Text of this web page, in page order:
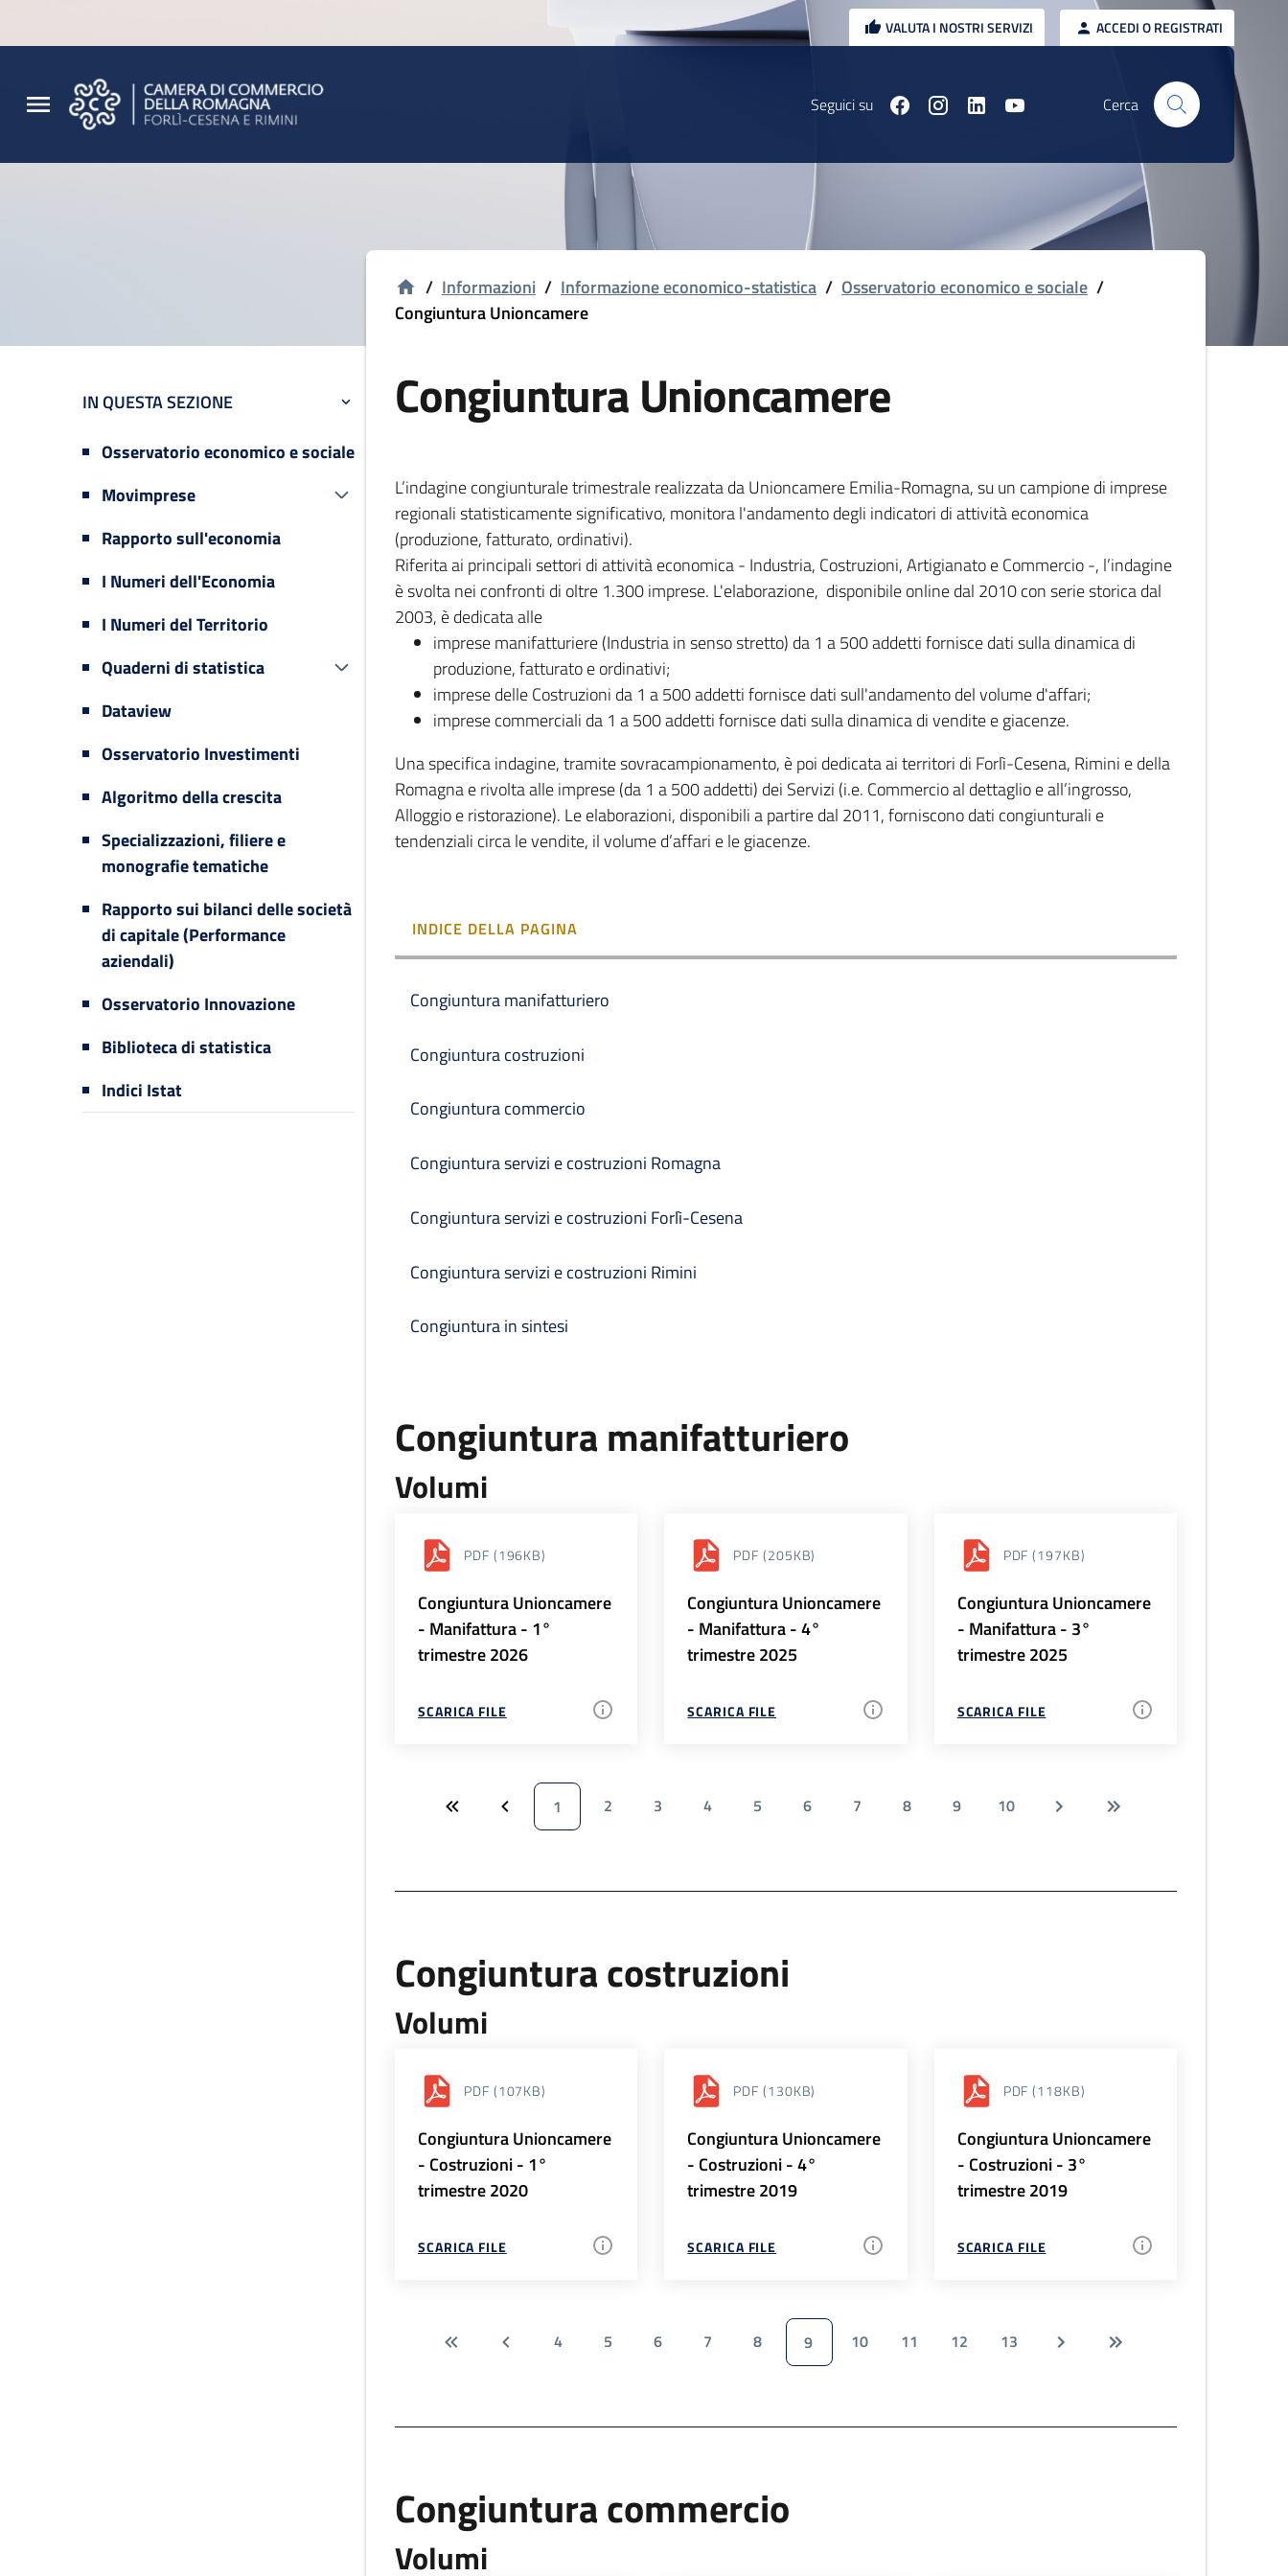
VALUTA I NOSTRI SERVIZI ACCEDI O REGISTRATI
Seguici su Cerca
IN QUESTA SEZIONE
Osservatorio economico e sociale
Movimprese
Rapporto sull'economia
I Numeri dell'Economia
I Numeri del Territorio
Quaderni di statistica
Dataview
Osservatorio Investimenti
Algoritmo della crescita
Specializzazioni, filiere e
monografie tematiche
Rapporto sui bilanci delle società
di capitale (Performance
aziendali)
Osservatorio Innovazione
Biblioteca di statistica
Indici Istat
/ Informazioni / Informazione economico-statistica / Osservatorio economico e sociale /
Congiuntura Unioncamere
Congiuntura Unioncamere
L’indagine congiunturale trimestrale realizzata da Unioncamere Emilia-Romagna, su un campione di imprese
regionali statisticamente significativo, monitora l'andamento degli indicatori di attività economica
(produzione, fatturato, ordinativi).
Riferita ai principali settori di attività economica - Industria, Costruzioni, Artigianato e Commercio -, l’indagine
è svolta nei confronti di oltre 1.300 imprese. L'elaborazione, disponibile online dal 2010 con serie storica dal
2003, è dedicata alle
imprese manifatturiere (Industria in senso stretto) da 1 a 500 addetti fornisce dati sulla dinamica di
produzione, fatturato e ordinativi;
imprese delle Costruzioni da 1 a 500 addetti fornisce dati sull'andamento del volume d'affari;
imprese commerciali da 1 a 500 addetti fornisce dati sulla dinamica di vendite e giacenze.
Una specifica indagine, tramite sovracampionamento, è poi dedicata ai territori di Forlì-Cesena, Rimini e della
Romagna e rivolta alle imprese (da 1 a 500 addetti) dei Servizi (i.e. Commercio al dettaglio e all’ingrosso,
Alloggio e ristorazione). Le elaborazioni, disponibili a partire dal 2011, forniscono dati congiunturali e
tendenziali circa le vendite, il volume d’affari e le giacenze.
INDICE DELLA PAGINA
Congiuntura manifatturiero
Congiuntura costruzioni
Congiuntura commercio
Congiuntura servizi e costruzioni Romagna
Congiuntura servizi e costruzioni Forlì-Cesena
Congiuntura servizi e costruzioni Rimini
Congiuntura in sintesi
Congiuntura manifatturiero
Volumi
PDF (196KB)
Congiuntura Unioncamere
- Manifattura - 1°
trimestre 2026
SCARICA FILE
PDF (205KB)
Congiuntura Unioncamere
- Manifattura - 4°
trimestre 2025
SCARICA FILE
PDF (197KB)
Congiuntura Unioncamere
- Manifattura - 3°
trimestre 2025
SCARICA FILE
1 2 3 4 5 6 7 8 9 10
Congiuntura costruzioni
Volumi
PDF (107KB)
Congiuntura Unioncamere
- Costruzioni - 1°
trimestre 2020
SCARICA FILE
PDF (130KB)
Congiuntura Unioncamere
- Costruzioni - 4°
trimestre 2019
SCARICA FILE
PDF (118KB)
Congiuntura Unioncamere
- Costruzioni - 3°
trimestre 2019
SCARICA FILE
4 5 6 7 8 9 10 11 12 13
Congiuntura commercio
Volumi